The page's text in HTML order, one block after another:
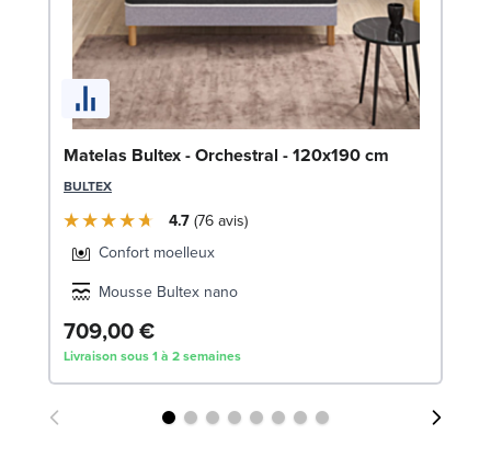
Matelas Bultex - Orchestral - 120x190 cm
BULTEX
4.7 76 avis
Confort moelleux
Mousse Bultex nano
709,00 €
Livraison sous 1 à 2 semaines